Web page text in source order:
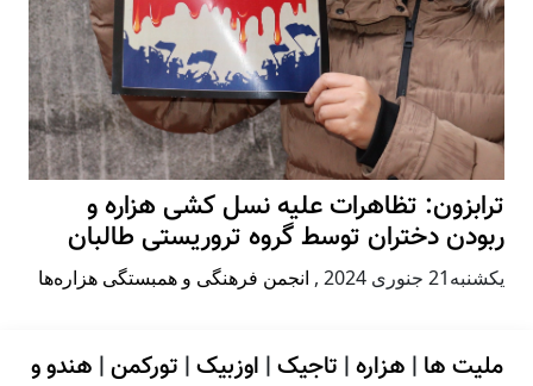
ترابزون: تظاهرات علیه نسل کشی هزاره و
ربودن دختران توسط گروه تروریستی طالبان
يكشنبه21 جنوری 2024 , انجمن فرهنگی و همبستگی هزاره‌ها
ملیت ها | هزاره| تاجیک| اوزبیک| تورکمن| هندو و